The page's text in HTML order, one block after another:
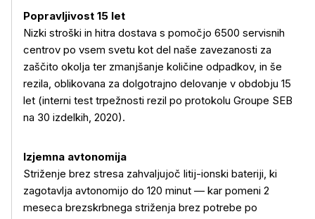
Več o izdelku
Popravljivost 15 let
Nizki stroški in hitra dostava s pomočjo 6500 servisnih
centrov po vsem svetu kot del naše zavezanosti za
zaščito okolja ter zmanjšanje količine odpadkov, in še
rezila, oblikovana za dolgotrajno delovanje v obdobju 15
let (interni test trpežnosti rezil po protokolu Groupe SEB
na 30 izdelkih, 2020).
Izjemna avtonomija
Striženje brez stresa zahvaljujoč litij-ionski bateriji, ki
zagotavlja avtonomijo do 120 minut — kar pomeni 2
meseca brezskrbnega striženja brez potrebe po